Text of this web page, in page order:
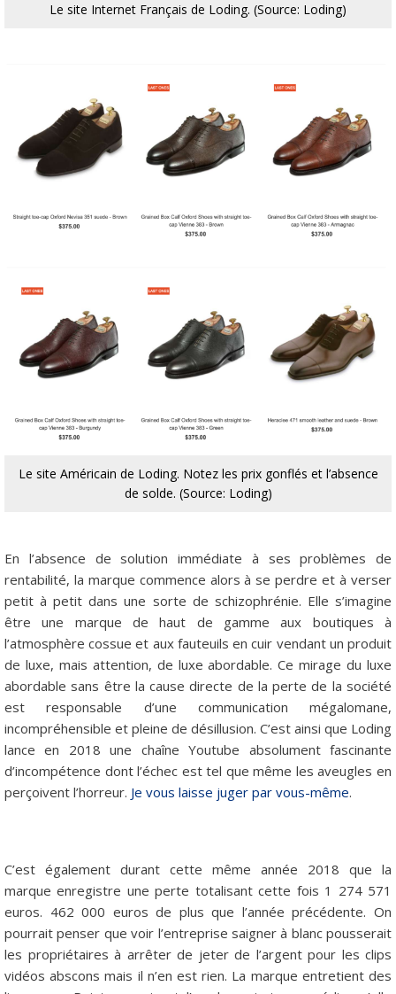
Le site Internet Français de Loding. (Source: Loding)
Le site Américain de Loding. Notez les prix gonflés et l’absence
de solde. (Source: Loding)
En l’absence de solution immédiate à ses problèmes de
rentabilité, la marque commence alors à se perdre et à verser
petit à petit dans une sorte de schizophrénie. Elle s’imagine
être une marque de haut de gamme aux boutiques à
l’atmosphère cossue et aux fauteuils en cuir vendant un produit
de luxe, mais attention, de luxe abordable. Ce mirage du luxe
abordable sans être la cause directe de la perte de la société
est responsable d’une communication mégalomane,
incompréhensible et pleine de désillusion. C’est ainsi que Loding
lance en 2018 une chaîne Youtube absolument fascinante
d’incompétence dont l’échec est tel que même les aveugles en
perçoivent l’horreur. Je vous laisse juger par vous-même.
C’est également durant cette même année 2018 que la
marque enregistre une perte totalisant cette fois 1 274 571
euros. 462 000 euros de plus que l’année précédente. On
pourrait penser que voir l’entreprise saigner à blanc pousserait
les propriétaires à arrêter de jeter de l’argent pour les clips
vidéos abscons mais il n’en est rien. La marque entretient des